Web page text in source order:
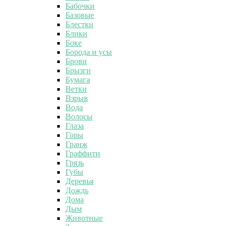
Бабочки
Базовые
Блестки
Блики
Боке
Борода и усы
Брови
Брызги
Бумага
Ветки
Взрыв
Вода
Волосы
Глаза
Горы
Гранж
Граффити
Грязь
Губы
Деревья
Дождь
Дома
Дым
Животные